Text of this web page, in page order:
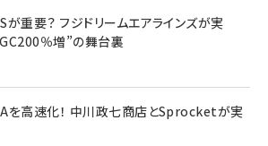
重要？ フジドリームエアラインズが実
％増”の舞台裏
を高速化！ 中川政七商店とSprocketが実